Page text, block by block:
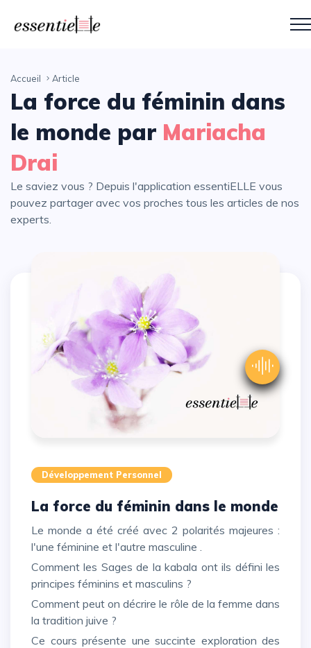
Accueil Article
La force du féminin dans
le monde par Mariacha
Drai
Le saviez vous ? Depuis l'application essentiELLE vous
pouvez partager avec vos proches tous les articles de nos
experts.
Développement Personnel
La force du féminin dans le monde
Le monde a été créé avec 2 polarités majeures :
l'une féminine et l'autre masculine .
Comment les Sages de la kabala ont ils défini les
principes féminins et masculins ?
Comment peut on décrire le rôle de la femme dans
la tradition juive ?
Ce cours présente une succinte exploration des